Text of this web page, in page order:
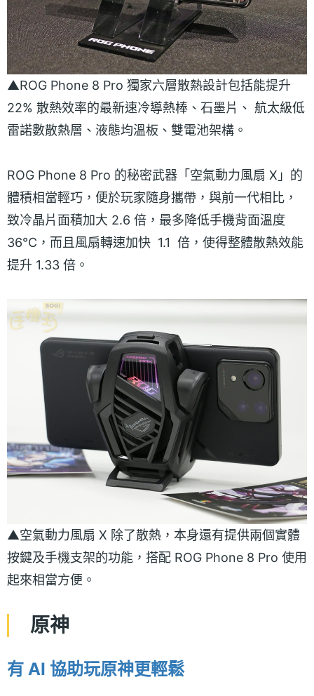
▲ROG Phone 8 Pro 獨家六層散熱設計包括能提升
22% 散熱效率的最新速冷導熱棒、石墨片、 航太級低
雷諾數散熱層、液態均溫板、雙電池架構。
ROG Phone 8 Pro 的秘密武器「空氣動力風扇 X」的
體積相當輕巧，便於玩家隨身攜帶，與前一代相比，
致冷晶片面積加大 2.6 倍，最多降低手機背面溫度
36°C，而且風扇轉速加快 1.1 倍，使得整體散熱效能
提升 1.33 倍。
▲空氣動力風扇 X 除了散熱，本身還有提供兩個實體
按鍵及手機支架的功能，搭配 ROG Phone 8 Pro 使用
起來相當方便。
原神
有 AI 協助玩原神更輕鬆